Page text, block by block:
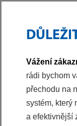
Vážení
rádi bychom
přechodu na
systém, který
a efektivnější